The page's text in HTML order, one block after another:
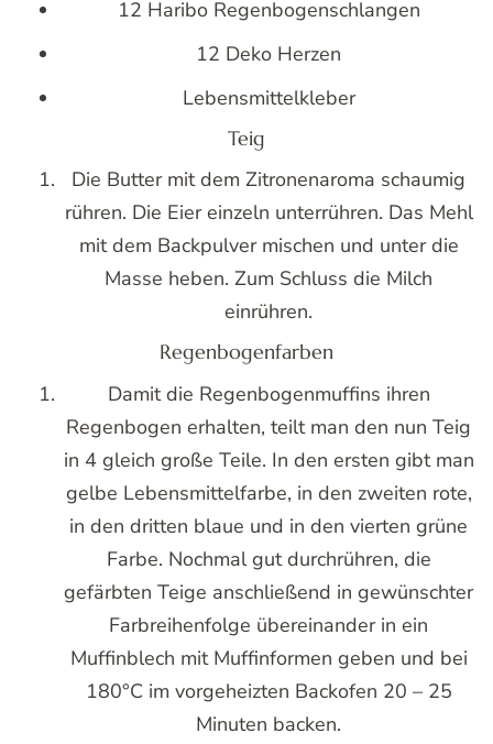
12 Haribo Regenbogenschlangen
12 Deko Herzen
Lebensmittelkleber
Teig
Die Butter mit dem Zitronenaroma schaumig
rühren. Die Eier einzeln unterrühren. Das Mehl
mit dem Backpulver mischen und unter die
Masse heben. Zum Schluss die Milch
einrühren.
Regenbogenfarben
Damit die Regenbogenmuffins ihren
Regenbogen erhalten, teilt man den nun Teig
in 4 gleich große Teile. In den ersten gibt man
gelbe Lebensmittelfarbe, in den zweiten rote,
in den dritten blaue und in den vierten grüne
Farbe. Nochmal gut durchrühren, die
gefärbten Teige anschließend in gewünschter
Farbreihenfolge übereinander in ein
Muffinblech mit Muffinformen geben und bei
180°C im vorgeheizten Backofen 20 – 25
Minuten backen.